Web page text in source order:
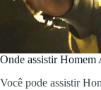
Onde assistir Homem
Você pode assistir